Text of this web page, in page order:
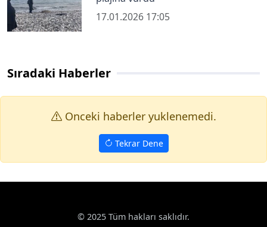
17.01.2026 17:05
Sıradaki Haberler
Onceki haberler yuklenemedi.
Tekrar Dene
© 2025 Tüm hakları saklıdır.